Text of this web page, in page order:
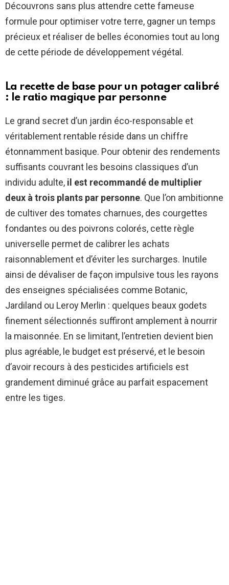
Découvrons sans plus attendre cette fameuse
formule pour optimiser votre terre, gagner un temps
précieux et réaliser de belles économies tout au long
de cette période de développement végétal.
La recette de base pour un potager calibré
: le ratio magique par personne
Le grand secret d’un jardin éco-responsable et
véritablement rentable réside dans un chiffre
étonnamment basique. Pour obtenir des rendements
suffisants couvrant les besoins classiques d’un
individu adulte, il est recommandé de multiplier
deux à trois plants par personne. Que l’on ambitionne
de cultiver des tomates charnues, des courgettes
fondantes ou des poivrons colorés, cette règle
universelle permet de calibrer les achats
raisonnablement et d’éviter les surcharges. Inutile
ainsi de dévaliser de façon impulsive tous les rayons
des enseignes spécialisées comme Botanic,
Jardiland ou Leroy Merlin : quelques beaux godets
finement sélectionnés suffiront amplement à nourrir
la maisonnée. En se limitant, l’entretien devient bien
plus agréable, le budget est préservé, et le besoin
d’avoir recours à des pesticides artificiels est
grandement diminué grâce au parfait espacement
entre les tiges.